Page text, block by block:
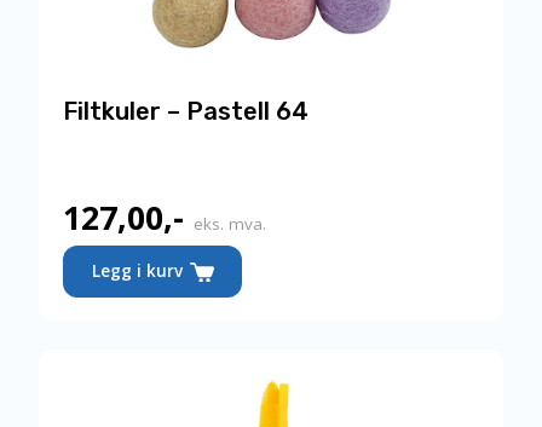
Filtkuler – Pastell 64
127,00,- eks. mva.
Legg i kurv